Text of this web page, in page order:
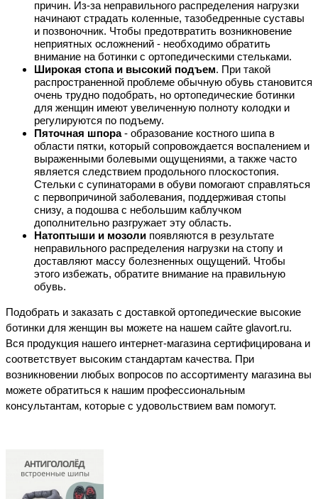
причин. Из-за неправильного распределения нагрузки
начинают страдать коленные, тазобедренные суставы
и позвоночник. Чтобы предотвратить возникновение
неприятных осложнений - необходимо обратить
внимание на ботинки с ортопедическими стельками.
Широкая стопа и высокий подъем. При такой
распространенной проблеме обычную обувь становится
очень трудно подобрать, но ортопедические ботинки
для женщин имеют увеличенную полноту колодки и
регулируются по подъему.
Пяточная шпора - образование костного шипа в
области пятки, который сопровождается воспалением и
выраженными болевыми ощущениями, а также часто
является следствием продольного плоскостопия.
Стельки с супинаторами в обуви помогают справляться
с первопричиной заболевания, поддерживая стопы
снизу, а подошва с небольшим каблучком
дополнительно разгружает эту область.
Натоптыши и мозоли появляются в результате
неправильного распределения нагрузки на стопу и
доставляют массу болезненных ощущений. Чтобы
этого избежать, обратите внимание на правильную
обувь.
Подобрать и заказать с доставкой ортопедические высокие
ботинки для женщин вы можете на нашем сайте glavort.ru.
Вся продукция нашего интернет-магазина сертифицирована и
соответствует высоким стандартам качества. При
возникновении любых вопросов по ассортименту магазина вы
можете обратиться к нашим профессиональным
консультантам, которые с удовольствием вам помогут.